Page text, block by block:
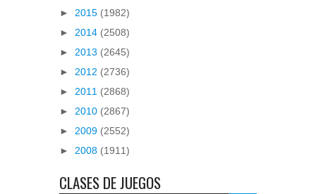
► 2015 (1982)
► 2014 (2508)
► 2013 (2645)
► 2012 (2736)
► 2011 (2868)
► 2010 (2867)
► 2009 (2552)
► 2008 (1911)
CLASES DE JUEGOS